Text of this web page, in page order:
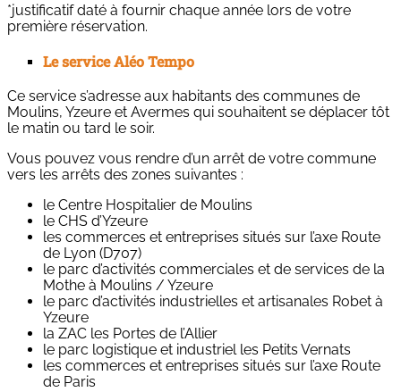
*justificatif daté à fournir chaque année lors de votre
première réservation.
Le service Aléo Tempo
Ce service s’adresse aux habitants des communes de
Moulins, Yzeure et Avermes qui souhaitent se déplacer tôt
le matin ou tard le soir.
Vous pouvez vous rendre d’un arrêt de votre commune
vers les arrêts des zones suivantes :
le Centre Hospitalier de Moulins
le CHS d’Yzeure
les commerces et entreprises situés sur l’axe Route
de Lyon (D707)
le parc d’activités commerciales et de services de la
Mothe à Moulins / Yzeure
le parc d’activités industrielles et artisanales Robet à
Yzeure
la ZAC les Portes de l’Allier
le parc logistique et industriel les Petits Vernats
les commerces et entreprises situés sur l’axe Route
de Paris